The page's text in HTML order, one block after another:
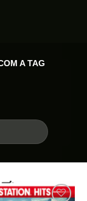
A TAG